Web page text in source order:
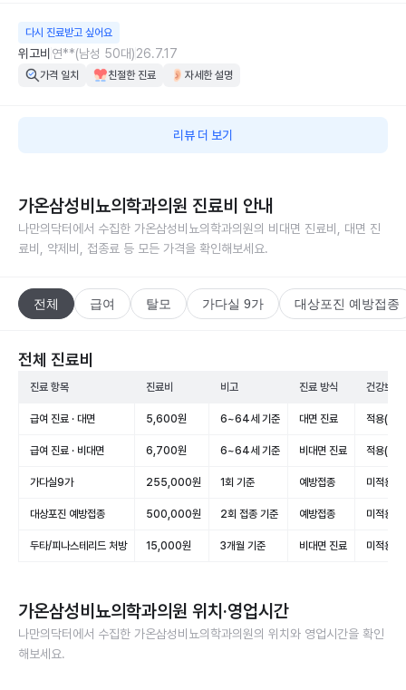
다시 진료받고 싶어요
위고비 연**(남성 50대)26.7.17
가격 일치 친절한 진료 자세한 설명
리뷰 더 보기
가온삼성비뇨의학과의원 진료비 안내
나만의닥터에서 수집한 가온삼성비뇨의학과의원의 비대면 진료비, 대면 진
료비, 약제비, 접종료 등 모든 가격을 확인해보세요.
전체 급여 탈모 가다실 9가 대상포진 예방접종
전체 진료비
진료 항목 진료비 비고 진료 방식 건강보험
급여 진료 · 대면 5,600원 6~64세 기준 대면 진료 적용(급
급여 진료 · 비대면 6,700원 6~64세 기준 비대면 진료 적용(급
가다실9가 255,000원 1회 기준 예방접종 미적용(
대상포진 예방접종 500,000원 2회 접종 기준 예방접종 미적용(
두타/피나스테리드 처방 15,000원 3개월 기준 비대면 진료 미적용(
가온삼성비뇨의학과의원 위치·영업시간
나만의닥터에서 수집한 가온삼성비뇨의학과의원의 위치와 영업시간을 확인
해보세요.